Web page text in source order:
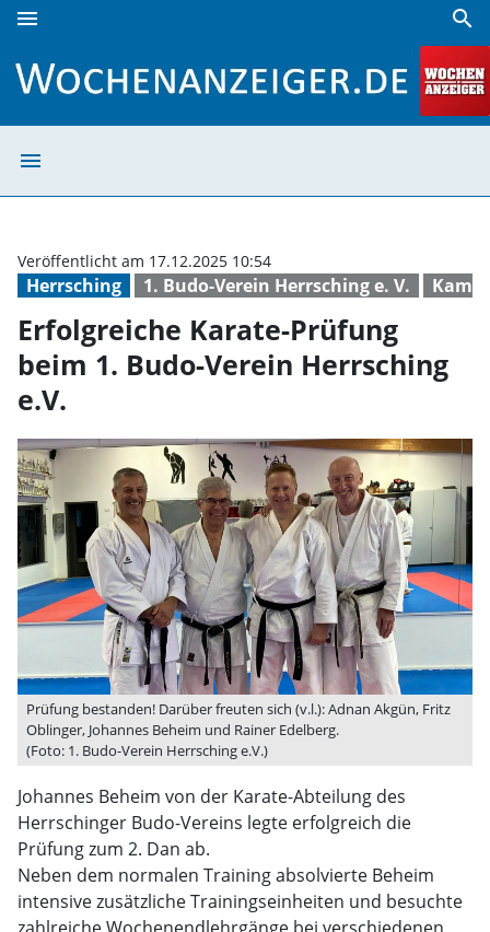
menu search
menu
Herrsching 1. Budo-Verein Herrsching e. V.
Veröffentlicht am 17.12.2025 10:54
Erfolgreiche Karate-Prüfung
beim 1. Budo-Verein Herrsching
e.V.
Prüfung bestanden! Darüber freuten sich (v.l.): Adnan Akgün, Fritz
Oblinger, Johannes Beheim und Rainer Edelberg.
(Foto: 1. Budo-Verein Herrsching e.V.)
Johannes Beheim von der Karate-Abteilung des
Herrschinger Budo-Vereins legte erfolgreich die
Prüfung zum 2. Dan ab.
Neben dem normalen Training absolvierte Beheim
intensive zusätzliche Trainingseinheiten und besuchte